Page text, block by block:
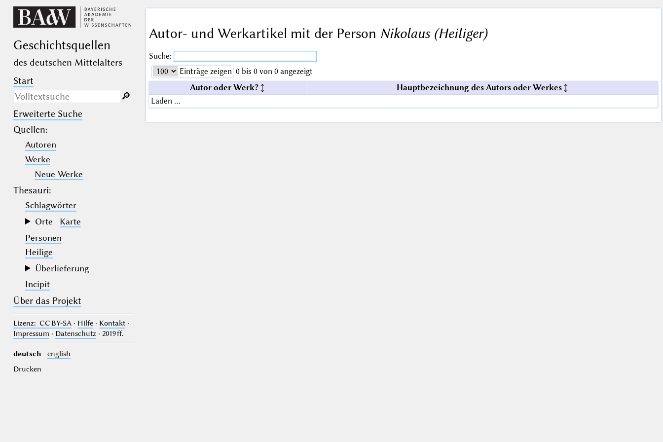
Geschichts­quellen
des deutschen Mittelalters
Start
Nur in Beschreibungs­texten
suchen
(der Unterstrich) ist Platzhalter für
genau ein Zeichen.
(das Prozentzeichen) ist Platzhalter
für kein, ein oder mehr als ein
Zeichen.
🔎︎
Erweiterte Suche
Quellen:
Autoren
Werke
Neue Werke
Thesauri:
Schlagwörter
Orte
Karte
Personen
Heilige
Überlieferung
Incipit
Über das Projekt
Lizenz: CC BY-SA· Hilfe· Kontakt·
Impressum · Datenschutz· 2019 ff.
deutsch
english
Drucken
Autor- und Werkartikel mit der Person Nikolaus (Heiliger)
Suche:
Einträge zeigen 0 bis 0 von 0 angezeigt
Autor oder Werk?
Hauptbezeichnung des Autors oder Werkes
Laden …